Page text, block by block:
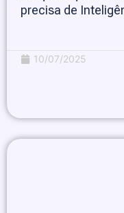
precisa de
10/07/2025